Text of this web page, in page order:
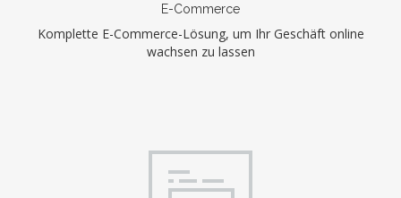
E-Commerce
Komplette E-Commerce-Lösung, um Ihr Geschäft online
wachsen zu lassen